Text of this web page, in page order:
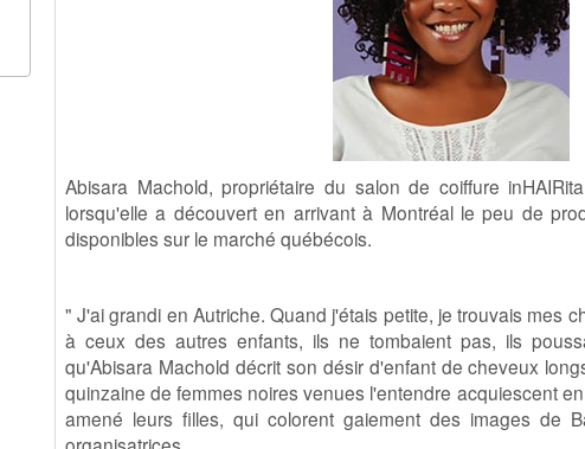
Abisara Machold, propriétaire du salon de coiffure
lorsqu'elle a découvert en arrivant à Montréal le peu de
disponibles sur le marché québécois.
" J'ai grandi en Autriche. Quand j'étais petite, je trouvais mes
à ceux des autres enfants, ils ne tombaient pas, ils
qu'Abisara Machold décrit son désir d'enfant de cheveux
quinzaine de femmes noires venues l'entendre acquiescent
amené leurs filles, qui colorent gaiement des images de